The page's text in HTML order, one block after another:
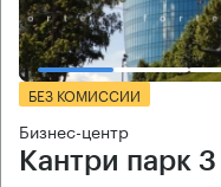
БЕЗ КОМИССИИ
Бизнес-центр
Кантри парк 3